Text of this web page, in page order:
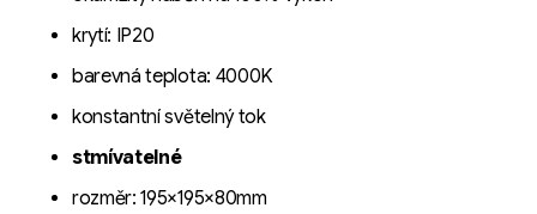
krytí: IP20
barevná teplota: 4000K
konstantní světelný tok
stmívatelné
rozměr: 195×195×80mm